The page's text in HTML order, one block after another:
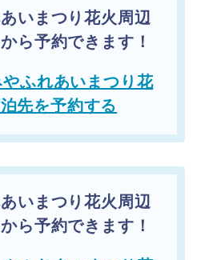
いまつり花火周辺
ら予約できます！
ふれあいまつり花
先を予約する
いまつり花火周辺
ら予約できます！